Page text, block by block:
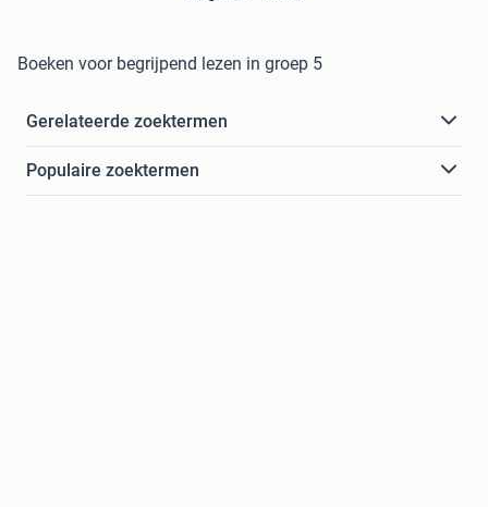
Boeken voor begrijpend lezen in groep 5
Gerelateerde zoektermen
Populaire zoektermen